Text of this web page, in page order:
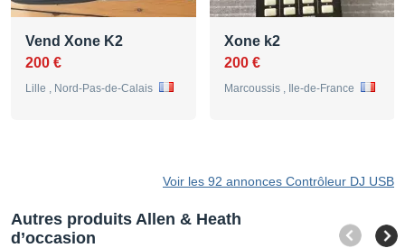
Vend Xone K2
200 €
Lille , Nord-Pas-de-Calais
Xone k2
200 €
Marcoussis , Ile-de-France
Voir les 92 annonces Contrôleur DJ USB
Autres produits Allen & Heath
d’occasion